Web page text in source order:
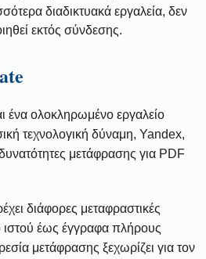
διαδικτυακά εργαλεία, δεν
εκτός σύνδεσης.
ένα ολοκληρωμένο εργαλείο
τεχνολογική δύναμη, Yandex,
μετάφρασης για PDF
διάφορες μεταφραστικές
ιστού έως έγγραφα πλήρους
μετάφρασης ξεχωρίζει για τον